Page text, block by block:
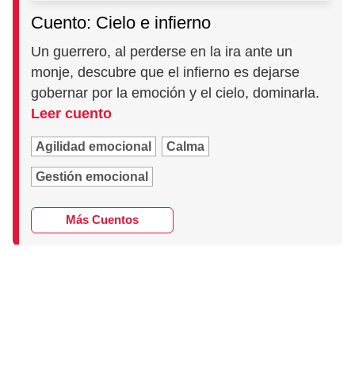
Cuento: Cielo e infierno
Un guerrero, al perderse en la ira ante un
monje, descubre que el infierno es dejarse
gobernar por la emoción y el cielo, dominarla.
Leer cuento
Agilidad emocional Calma
Gestión emocional
Más Cuentos